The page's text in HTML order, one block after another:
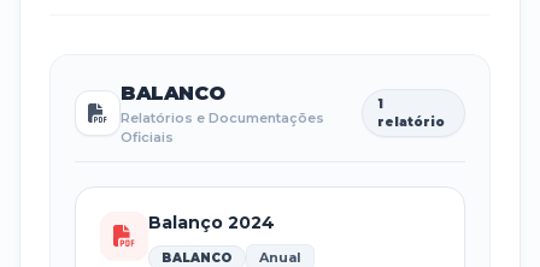
BALANCO
Relatórios e Documentações
Oficiais
1
relatório
Balanço 2024
BALANCO Anual